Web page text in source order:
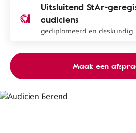
Uitsluitend StAr-
audiciens
gediplomeerd en deskundig
Maak een